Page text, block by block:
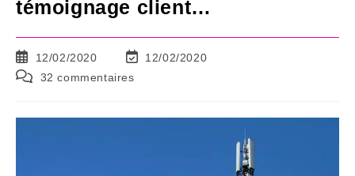
témoignage client…
Publication
publiée :
12/02/2020
Dernière
publication :
12/02/2020
Commentaires
publication :
32 commentaires